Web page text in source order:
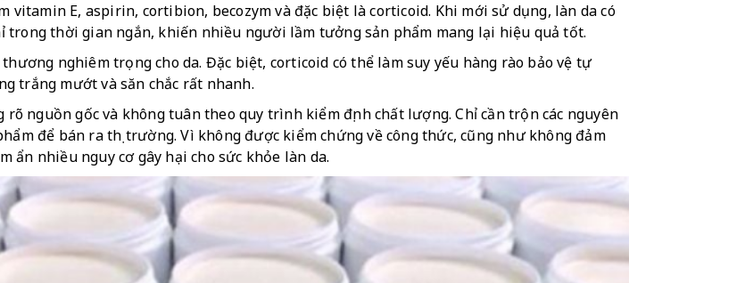
vitamin E, aspirin, cortibion, becozym và đặc biệt là corticoid. Khi mới sử dụng, làn da có
trong thời gian ngắn, khiến nhiều người lầm tưởng sản phẩm mang lại hiệu quả tốt.
nghiêm trọng cho da. Đặc biệt, corticoid có thể làm suy yếu hàng rào bảo vệ tự
trắng mướt và săn chắc rất nhanh.
nguồn gốc và không tuân theo quy trình kiểm định chất lượng. Chỉ cần trộn các nguyên
để bán ra thị trường. Vì không được kiểm chứng về công thức, cũng như không đảm
nhiều nguy cơ gây hại cho sức khỏe làn da.